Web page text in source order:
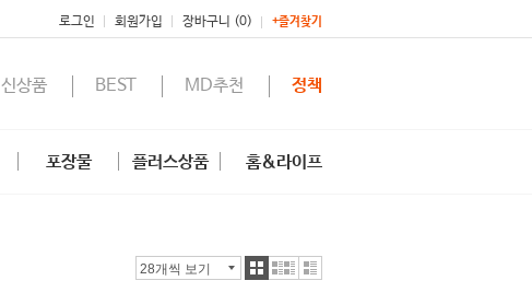
로그인 회원가입 장바구니 (0) +즐겨찾기
신상품 BEST MD추천 정책
포장물 플러스상품 홈&라이프